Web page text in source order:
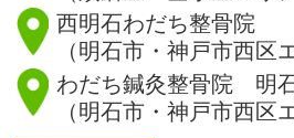
西明石わだち整骨院
（明石市・神戸市西区
わだち鍼灸整骨院 明
（明石市・神戸市西区